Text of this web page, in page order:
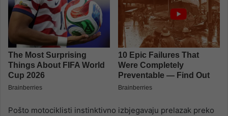
Pošto motociklisti instinktivno izbjegavaju prelazak preko